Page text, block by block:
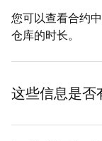
您可以查看合约
仓库的时长。
这些信息是否